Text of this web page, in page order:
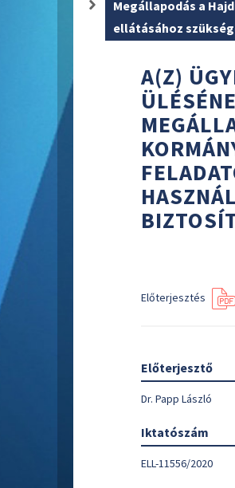
Megállapodás a
ellátásához
A(Z)
Előterjesztés
Előterjesztő
Dr. Papp László
Iktatószám
ELL-11556/2020